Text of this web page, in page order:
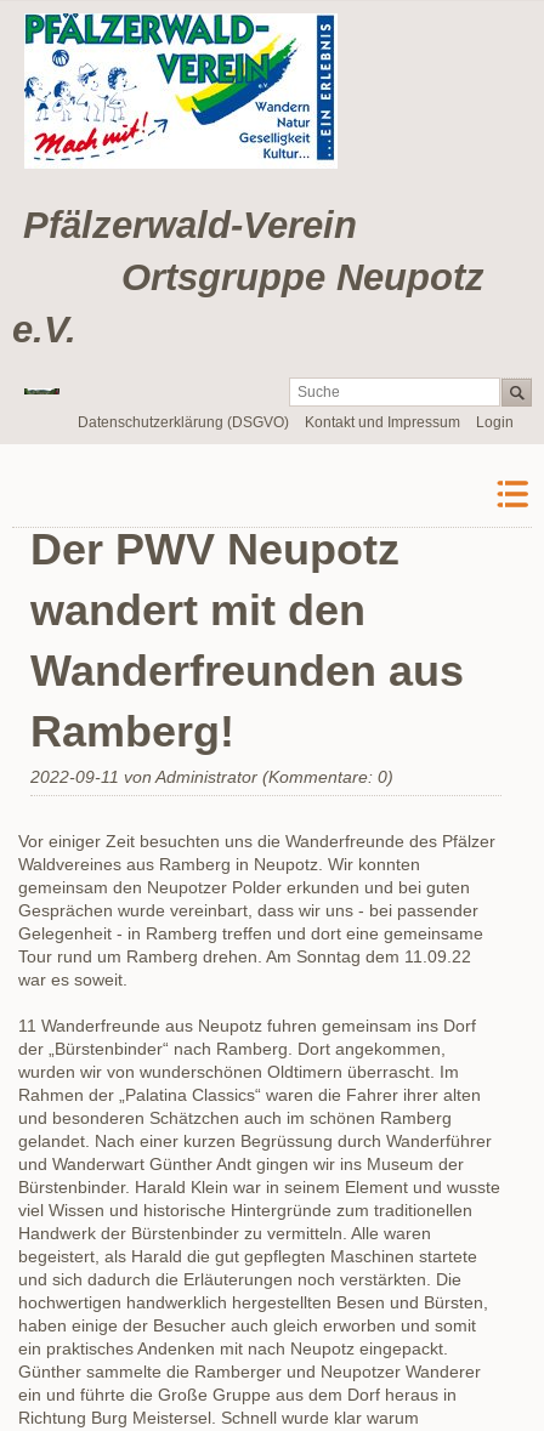
Pfälzerwald-Verein
Ortsgruppe Neupotz
e.V.
Navigation
Datenschutzerklärung (DSGVO) Kontakt und Impressum Login
Der PWV Neupotz
wandert mit den
Wanderfreunden aus
Ramberg!
2022-09-11 von Administrator (Kommentare: 0)
Vor einiger Zeit besuchten uns die Wanderfreunde des Pfälzer
Waldvereines aus Ramberg in Neupotz. Wir konnten
gemeinsam den Neupotzer Polder erkunden und bei guten
Gesprächen wurde vereinbart, dass wir uns - bei passender
Gelegenheit - in Ramberg treffen und dort eine gemeinsame
Tour rund um Ramberg drehen. Am Sonntag dem 11.09.22
war es soweit.
11 Wanderfreunde aus Neupotz fuhren gemeinsam ins Dorf
der „Bürstenbinder“ nach Ramberg. Dort angekommen,
wurden wir von wunderschönen Oldtimern überrascht. Im
Rahmen der „Palatina Classics“ waren die Fahrer ihrer alten
und besonderen Schätzchen auch im schönen Ramberg
gelandet. Nach einer kurzen Begrüssung durch Wanderführer
und Wanderwart Günther Andt gingen wir ins Museum der
Bürstenbinder. Harald Klein war in seinem Element und wusste
viel Wissen und historische Hintergründe zum traditionellen
Handwerk der Bürstenbinder zu vermitteln. Alle waren
begeistert, als Harald die gut gepflegten Maschinen startete
und sich dadurch die Erläuterungen noch verstärkten. Die
hochwertigen handwerklich hergestellten Besen und Bürsten,
haben einige der Besucher auch gleich erworben und somit
ein praktisches Andenken mit nach Neupotz eingepackt.
Günther sammelte die Ramberger und Neupotzer Wanderer
ein und führte die Große Gruppe aus dem Dorf heraus in
Richtung Burg Meistersel. Schnell wurde klar warum